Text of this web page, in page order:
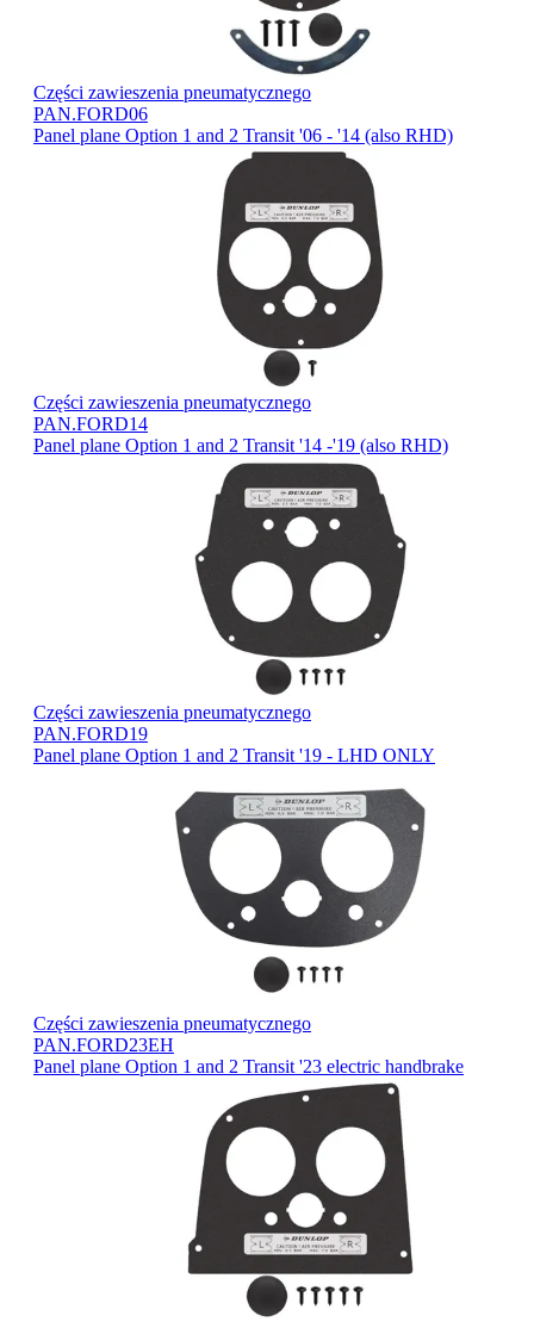
Części zawieszenia pneumatycznego
PAN.FORD06
Panel plane Option 1 and 2 Transit '06 - '14 (also RHD)
Części zawieszenia pneumatycznego
PAN.FORD14
Panel plane Option 1 and 2 Transit '14 -'19 (also RHD)
Części zawieszenia pneumatycznego
PAN.FORD19
Panel plane Option 1 and 2 Transit '19 - LHD ONLY
Części zawieszenia pneumatycznego
PAN.FORD23EH
Panel plane Option 1 and 2 Transit '23 electric handbrake